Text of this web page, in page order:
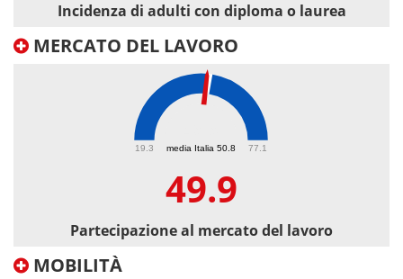
Incidenza di adulti con diploma o laurea
MERCATO DEL LAVORO
media Italia 50.8
19.3 77.1
49.9
Partecipazione al mercato del lavoro
MOBILITÀ